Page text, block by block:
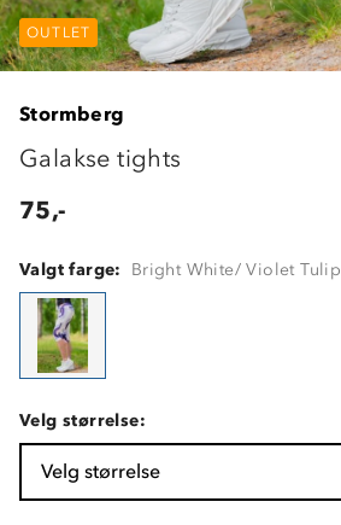
OUTLET
OUTLET
Stormberg
Galakse tights
75,-
Valgt farge: Bright White/ Violet Tulip
Velg størrelse:
Velg størrelse